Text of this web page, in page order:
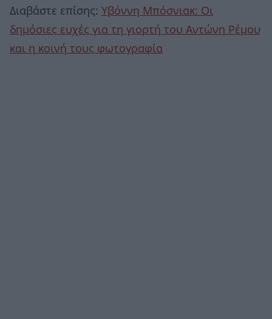
Διαβάστε επίσης: Υβόννη Μπόσνιακ: Οι
δημόσιες ευχές για τη γιορτή του Αντώνη Ρέμου
και η κοινή τους φωτογραφία